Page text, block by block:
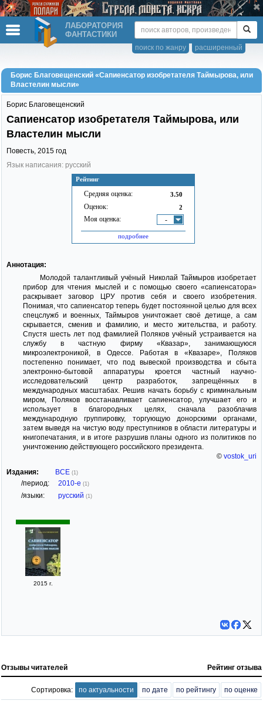
ЛАБОРАТОРИЯ
ФАНТАСТИКИ
расширенный
поиск по жанру
Борис Благовещенский «Сапиенсатор изобретателя Таймырова, или
Властелин мысли»
Рейтинг
Средняя оценка: 3.50
Оценок: 2
Моя оценка: -
подробнее
Борис Благовещенский
Сапиенсатор изобретателя Таймырова, или
Властелин мысли
Повесть, 2015 год
Язык написания: русский
Аннотация:
Молодой талантливый учёный Николай Таймыров изобретает
прибор для чтения мыслей и с помощью своего «сапиенсатора»
раскрывает заговор ЦРУ против себя и своего изобретения.
Понимая, что сапиенсатор теперь будет постоянной целью для всех
спецслужб и военных, Таймыров уничтожает своё детище, а сам
скрывается, сменив и фамилию, и место жительства, и работу.
Спустя шесть лет под фамилией Поляков учёный устраивается на
службу в частную фирму «Квазар», занимающуюся
микроэлектроникой, в Одессе. Работая в «Квазаре», Поляков
постепенно понимает, что под вывеской производства и сбыта
электронно-бытовой аппаратуры кроется частный научно-
исследовательский центр разработок, запрещённых в
международных масштабах. Решив начать борьбу с криминальным
миром, Поляков восстанавливает сапиенсатор, улучшает его и
использует в благородных целях, сначала разоблачив
международную группировку, торгующую донорскими органами,
затем выведя на чистую воду преступников в области литературы и
книгопечатания, и в итоге разрушив планы одного из политиков по
уничтожению действующего российского президента.
© vostok_uri
Издания:
ВСЕ (1)
/период: 2010-е (1)
/языки: русский (1)
2015 г.
Отзывы читателей Рейтинг отзыва
Сортировка: по актуальности по дате по рейтингу по оценке